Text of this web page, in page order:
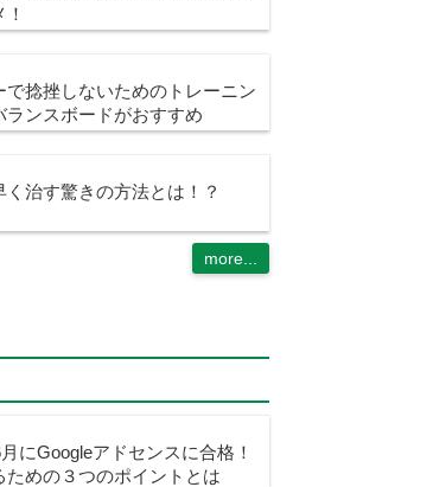
で捻挫しないためのトレーニン
ランスボードがおすすめ
く治す驚きの方法とは！？
more...
にGoogleアドセンスに合格！
ための３つのポイントとは